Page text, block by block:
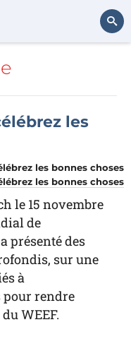
les
les bonnes choses
le 15 novembre
de
présenté des
sur une
à
pour rendre
WEEF.